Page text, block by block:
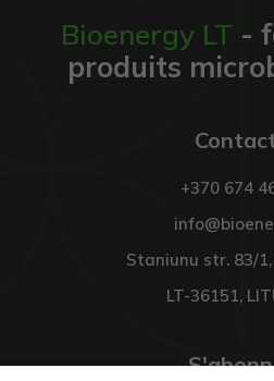
Bioenergy LT -
produits
+370 674
Staniunu str. 83/
LT-36151,